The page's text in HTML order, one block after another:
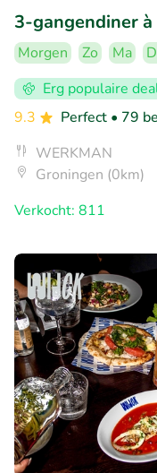
3-gangendiner
Morgen Zo Ma
Erg populaire
9.3
Perfect • 79
WERKMAN
Groningen (0km)
Verkocht: 811